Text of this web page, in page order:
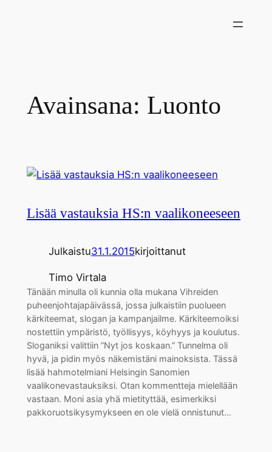
Avainsana: Luonto
Lisää vastauksia HS:n vaalikoneeseen
Julkaistu31.1.2015kirjoittanut
Timo Virtala
Tänään minulla oli kunnia olla mukana Vihreiden
puheenjohtajapäivässä, jossa julkaistiin puolueen
kärkiteemat, slogan ja kampanjailme. Kärkiteemoiksi
nostettiin ympäristö, työllisyys, köyhyys ja koulutus.
Sloganiksi valittiin ”Nyt jos koskaan.” Tunnelma oli
hyvä, ja pidin myös näkemistäni mainoksista. Tässä
lisää hahmotelmiani Helsingin Sanomien
vaalikonevastauksiksi. Otan kommentteja mielellään
vastaan. Moni asia yhä mietityttää, esimerkiksi
pakkoruotsikysymykseen en ole vielä onnistunut…